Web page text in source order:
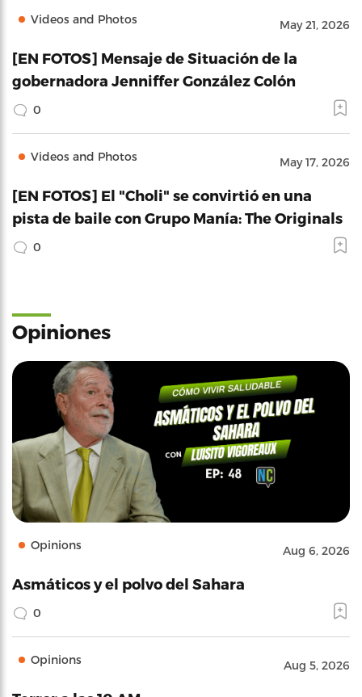
Videos and Photos May 21, 2026
[EN FOTOS] Mensaje de Situación de la
gobernadora Jenniffer González Colón
0
Videos and Photos May 17, 2026
[EN FOTOS] El "Choli" se convirtió en una
pista de baile con Grupo Manía: The Originals
0
Opiniones
Opinions Aug 6, 2026
Asmáticos y el polvo del Sahara
0
Opinions Aug 5, 2026